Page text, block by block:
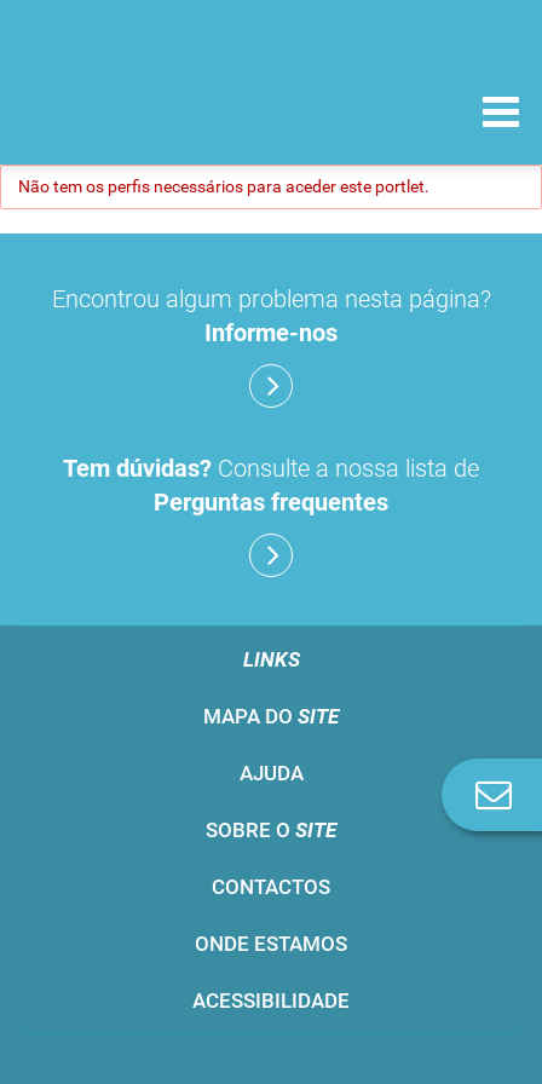
Não tem os perfis necessários para aceder este portlet.
Encontrou algum problema nesta página?
Informe-nos
Tem dúvidas? Consulte a nossa lista de
Perguntas frequentes
LINKS
MAPA DO SITE
AJUDA
SOBRE O SITE
CONTACTOS
ONDE ESTAMOS
ACESSIBILIDADE